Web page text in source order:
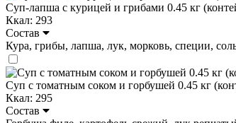
Суп-лапша с курицей и грибами 0.45 кг
Ккал: 293
Состав
Кура, грибы, лапша, лук, морковь, специи,
Суп с томатным соком и горбушей 0.45 кг
Ккал: 295
Состав